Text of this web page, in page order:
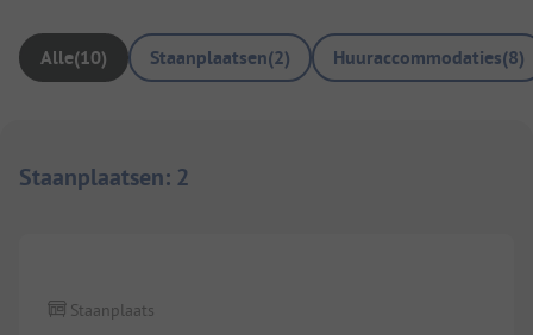
Alle(10) Staanplaatsen(2) Huuraccommodaties(8)
Staanplaatsen: 2
Staanplaats